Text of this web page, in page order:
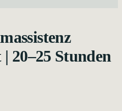
20–25 Stunden